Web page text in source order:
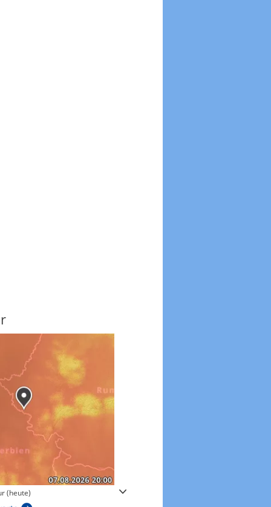
(heute) Windgeschwindigkeiten in 3h